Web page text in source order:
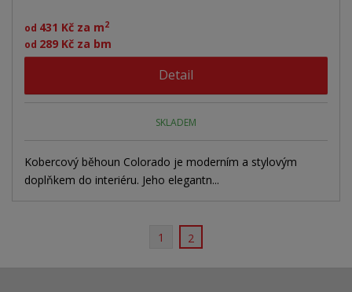
od 431 Kč za m2
od 289 Kč za bm
Detail
SKLADEM
Kobercový běhoun Colorado je moderním a stylovým
doplňkem do interiéru. Jeho elegantn...
1 2